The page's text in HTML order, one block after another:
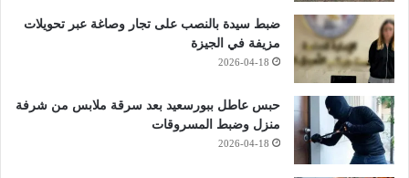
ضبط سيدة بالنصب على تجار وصاغة عبر تحويلات
مزيفة في الجيزة
2026-04-18
حبس عاطل ببورسعيد بعد سرقة ملابس من شرفة
منزل وضبط المسروقات
2026-04-18